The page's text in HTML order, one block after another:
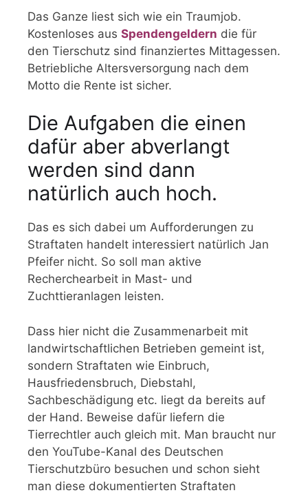
Das Ganze liest sich wie ein Traumjob.
Kostenloses aus Spendengeldern die für
den Tierschutz sind finanziertes Mittagessen.
Betriebliche Altersversorgung nach dem
Motto die Rente ist sicher.
Die Aufgaben die einen
dafür aber abverlangt
werden sind dann
natürlich auch hoch.
Das es sich dabei um Aufforderungen zu
Straftaten handelt interessiert natürlich Jan
Pfeifer nicht. So soll man aktive
Recherchearbeit in Mast- und
Zuchttieranlagen leisten.
Dass hier nicht die Zusammenarbeit mit
landwirtschaftlichen Betrieben gemeint ist,
sondern Straftaten wie Einbruch,
Hausfriedensbruch, Diebstahl,
Sachbeschädigung etc. liegt da bereits auf
der Hand. Beweise dafür liefern die
Tierrechtler auch gleich mit. Man braucht nur
den YouTube-Kanal des Deutschen
Tierschutzbüro besuchen und schon sieht
man diese dokumentierten Straftaten